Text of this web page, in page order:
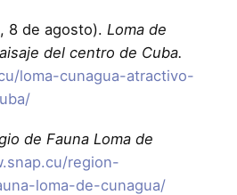
8 de agosto). Loma de
del centro de Cuba.
loma-cunagua-atractivo-
de Fauna Loma de
region-
loma-de-cunagua/